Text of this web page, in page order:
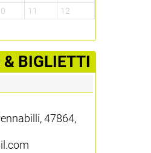
11 12
& BIGLIETTI
47864,